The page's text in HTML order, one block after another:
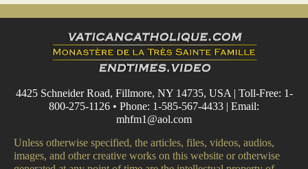
4425 Schneider Road, Fillmore, NY 14735, USA | Toll-Free: 1-
800-275-1126 • Phone: 1-585-567-4433 | Email:
mhfm1@aol.com
Unless otherwise specified, the articles, files, videos, audios,
images, and other creative works on this website or otherwise